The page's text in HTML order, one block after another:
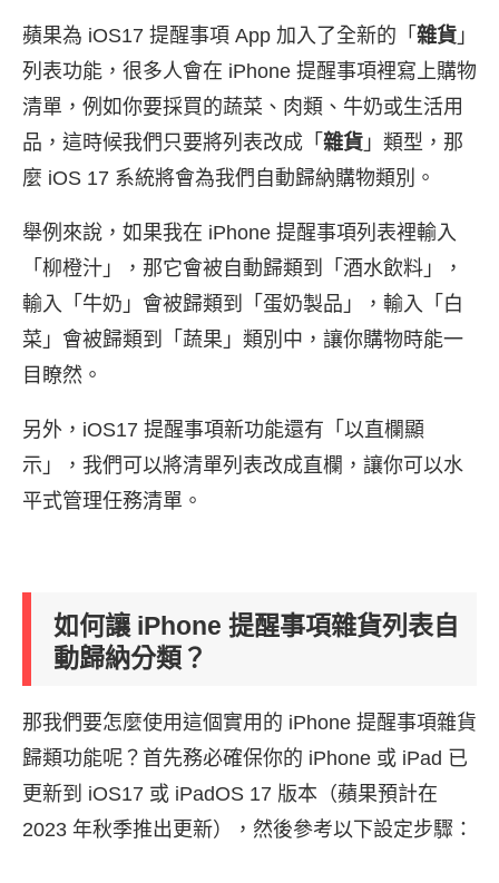
蘋果為 iOS17 提醒事項 App 加入了全新的「 雜貨 」
列表功能，很多人會在 iPhone 提醒事項裡寫上購物
清單，例如你要採買的蔬菜、肉類、牛奶或生活用
品，這時候我們只要將列表改成「 雜貨 」類型，那
麼 iOS 17 系統將會為我們自動歸納購物類別。
舉例來說，如果我在 iPhone 提醒事項列表裡輸入
「柳橙汁」，那它會被自動歸類到「酒水飲料」，
輸入「牛奶」會被歸類到「蛋奶製品」，輸入「白
菜」會被歸類到「蔬果」類別中，讓你購物時能一
目瞭然。
另外，iOS17 提醒事項新功能還有「以直欄顯
示」，我們可以將清單列表改成直欄，讓你可以水
平式管理任務清單。
如何讓 iPhone 提醒事項雜貨列表自
動歸納分類？
那我們要怎麼使用這個實用的 iPhone 提醒事項雜貨
歸類功能呢？首先務必確保你的 iPhone 或 iPad 已
更新到 iOS17 或 iPadOS 17 版本（蘋果預計在
2023 年秋季推出更新），然後參考以下設定步驟：